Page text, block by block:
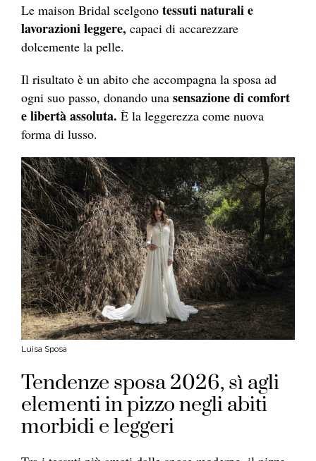
Le maison Bridal scelgono tessuti naturali e
lavorazioni leggere, capaci di accarezzare
dolcemente la pelle.
Il risultato è un abito che accompagna la sposa ad
ogni suo passo, donando una sensazione di comfort
e libertà assoluta. È la leggerezza come nuova
forma di lusso.
Luisa Sposa
Tendenze sposa 2026, sì agli
elementi in pizzo negli abiti
morbidi e leggeri